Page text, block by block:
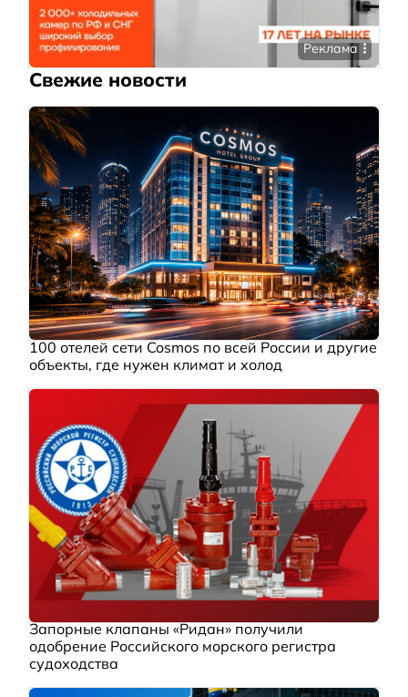
Реклама
Свежие новости
100 отелей сети Cosmos по всей России и другие
объекты, где нужен климат и холод
Запорные клапаны «Ридан» получили
одобрение Российского морского регистра
судоходства